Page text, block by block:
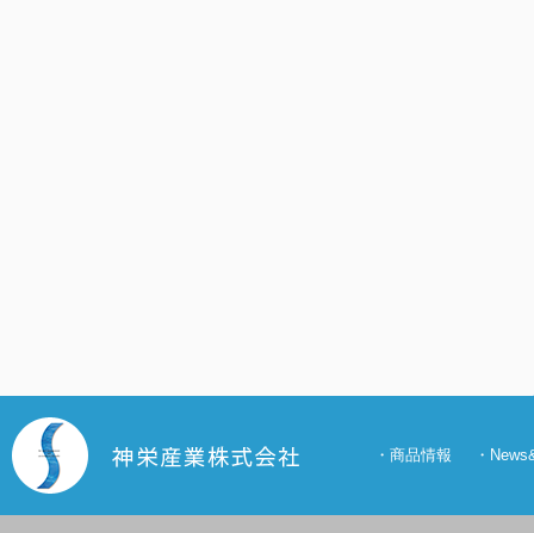
・ 商品情報 ・